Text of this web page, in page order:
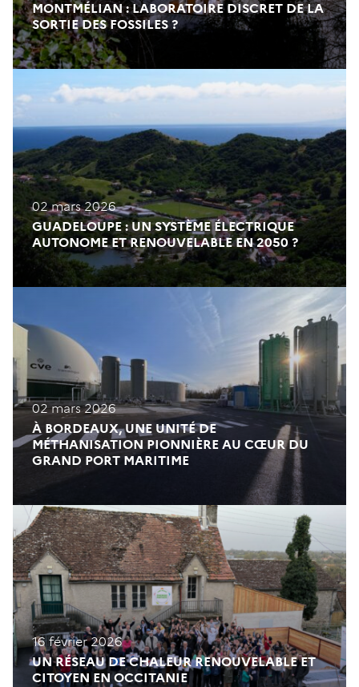
MONTMÉLIAN : LABORATOIRE DISCRET DE LA
SORTIE DES FOSSILES ?
GUADELOUPE : UN SYSTÈME ÉLECTRIQUE
AUTONOME ET RENOUVELABLE EN 2050 ?
02 mars 2026
À BORDEAUX, UNE UNITÉ DE
MÉTHANISATION PIONNIÈRE AU CŒUR DU
GRAND PORT MARITIME
02 mars 2026
CHAUFFAGE : L’ENTREPRISE ZÉFAL
ABANDONNE LE GAZ NATUREL AU PROFIT DE
LA GÉOTHERMIE
16 février 2026
UN RÉSEAU DE CHALEUR RENOUVELABLE ET
CITOYEN EN OCCITANIE
16 février 2026